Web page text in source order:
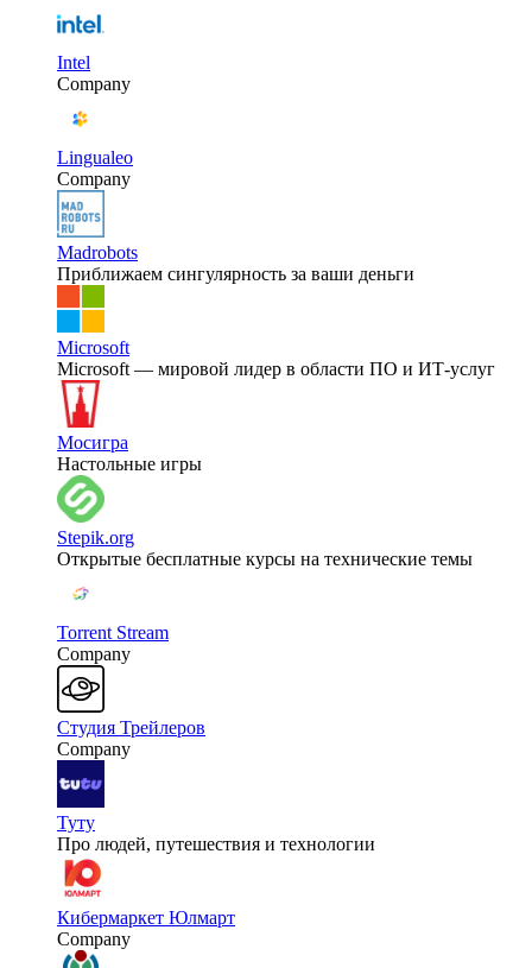
Intel
Company
Lingualeo
Company
Madrobots
Приближаем сингулярность за ваши деньги
Microsoft
Microsoft — мировой лидер в области ПО и ИТ-услуг
Мосигра
Настольные игры
Stepik.org
Открытые бесплатные курсы на технические темы
Torrent Stream
Company
Студия Трейлеров
Company
Туту
Про людей, путешествия и технологии
Кибермаркет Юлмарт
Company